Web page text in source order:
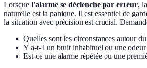
Lorsque l'alarme se déclenche par erreur,
naturelle est la panique. Il est essentiel de
la situation avec précision est crucial.
Quelles sont les circonstances autour
Y a-t-il un bruit inhabituel ou une odeur
Est-ce une alarme répétée ou une